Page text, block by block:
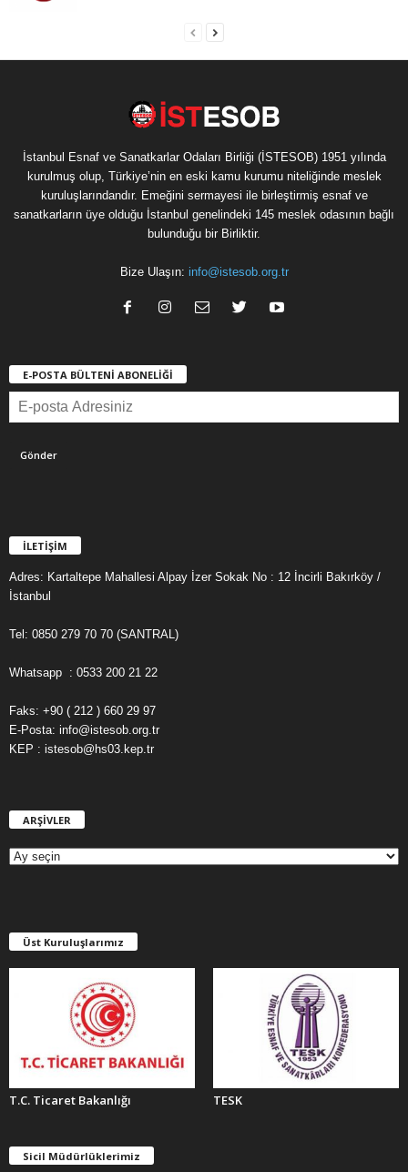
İstanbul Esnaf ve Sanatkarlar Odaları Birliği (İSTESOB) 1951 yılında
kurulmuş olup, Türkiye’nin en eski kamu kurumu niteliğinde meslek
kuruluşlarındandır. Emeğini sermayesi ile birleştirmiş esnaf ve
sanatkarların üye olduğu İstanbul genelindeki 145 meslek odasının bağlı
bulunduğu bir Birliktir.
Bize Ulaşın: info@istesob.org.tr
E-POSTA BÜLTENİ ABONELİĞİ
İLETİŞİM
Adres: Kartaltepe Mahallesi Alpay İzer Sokak No : 12 İncirli Bakırköy /
İstanbul
Tel: 0850 279 70 70 (SANTRAL)
Whatsapp : 0533 200 21 22
Faks: +90 ( 212 ) 660 29 97
E-Posta: info@istesob.org.tr
KEP : istesob@hs03.kep.tr
ARŞİVLER
E
R
Üst Kuruluşlarımız
T.C. Ticaret Bakanlığı TESK
Sicil Müdürlüklerimiz